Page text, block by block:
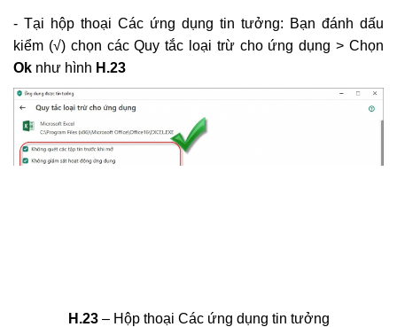
- Tại hộp thoại Các ứng dụng tin tưởng: Bạn đánh dấu
kiểm (√) chọn các Quy tắc loại trừ cho ứng dụng > Chọn
Ok như hình H.23
H.23 – Hộp thoại Các ứng dụng tin tưởng